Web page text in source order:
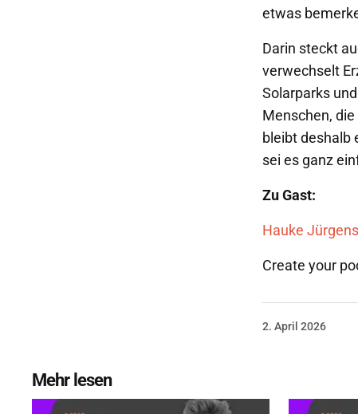
etwas
Darin steckt
verwechselt
Solarparks
Menschen,
bleibt deshalb
sei es ganz
Zu Gast:
Hauke
Create your
2. April 2026
Mehr lesen